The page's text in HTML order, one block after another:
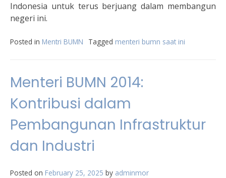
Indonesia untuk terus berjuang dalam membangun
negeri ini.
Posted in Mentri BUMN Tagged menteri bumn saat ini
Menteri BUMN 2014:
Kontribusi dalam
Pembangunan Infrastruktur
dan Industri
Posted on February 25, 2025 by adminmor